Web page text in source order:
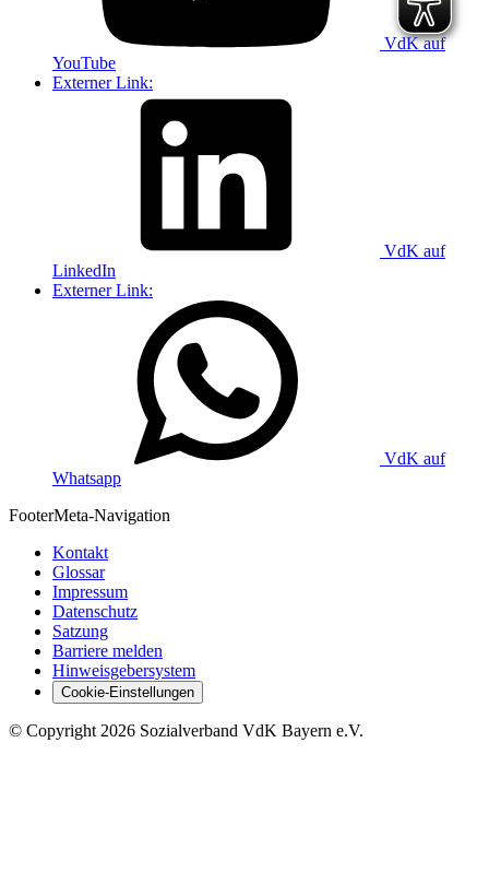
VdK auf
YouTube
Externer Link:
VdK auf
LinkedIn
Externer Link:
VdK auf
Whatsapp
FooterMeta-Navigation
Kontakt
Glossar
Impressum
Datenschutz
Satzung
Barriere melden
Hinweisgebersystem
Cookie-Einstellungen
© Copyright 2026 Sozialverband VdK Bayern e.V.